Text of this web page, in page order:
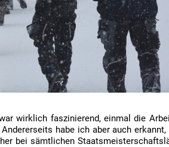
wirklich faszinierend, einmal die
habe ich aber auch erkannt,
bei sämtlichen